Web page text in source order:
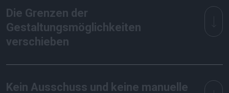
Die Grenzen der
Gestaltungsmöglichkeiten
verschieben
Kein Ausschuss und keine manuelle